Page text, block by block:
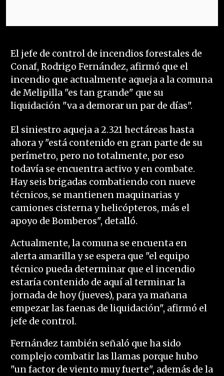
El jefe de control de incendios forestales de
Conaf, Rodrigo Fernández, afirmó que el
incendio que actualmente aqueja a la comuna
de Melipilla "es tan grande" que su
liquidación "va a demorar un par de días".
El siniestro aqueja a 2.321 hectáreas hasta
ahora y "está contenido en gran parte de su
perímetro, pero no totalmente, por eso
todavía se encuentra activo y en combate.
Hay seis brigadas combatiendo con nueve
técnicos, se mantienen maquinarias y
camiones cisterna y helicópteros, más el
apoyo de Bomberos", detalló.
Actualmente, la comuna se encuenta en
alerta amarilla y se espera que "el equipo
técnico pueda determinar que el incendio
estaría contenido de aquí al terminar la
jornada de hoy (jueves), para ya mañana
empezar las faenas de liquidación", afirmó el
jefe de control.
Fernández también señaló que ha sido
complejo combatir las llamas porque hubo
"un factor de viento muy fuerte", además de la